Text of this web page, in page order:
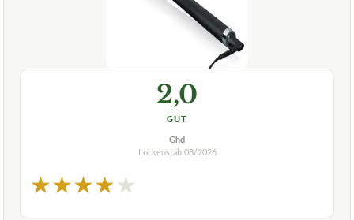
2,0
GUT
Ghd
Lockenstab 08/2026
★★★★★